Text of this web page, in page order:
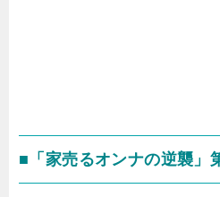
■「家売るオンナの逆襲」